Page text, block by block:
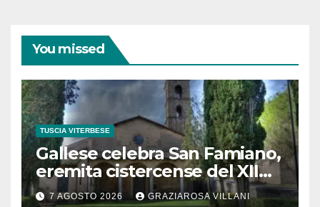
You missed
TUSCIA VITERBESE
Gallese celebra San Famiano,
eremita cistercense del XII
secolo
7 AGOSTO 2026 GRAZIAROSA VILLANI